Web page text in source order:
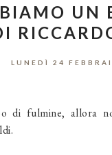
UN
LUNEDÌ 24
di fulmine, allora